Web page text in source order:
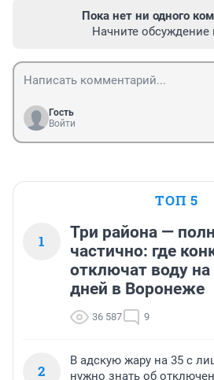
Пока нет ни одного
Начните
Гость
Войти
ТОП 5
1
Три района —
частично: где
отключат воду на
дней в Воронеже
36 587 9
2
В адскую жару на 35 с
нужно знать об